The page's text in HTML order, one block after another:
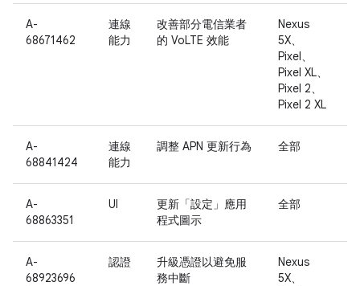
A-
68671462
連線
能力
改善部分電信業者
的 VoLTE 效能
Nexus
5X、
Pixel、
Pixel XL、
Pixel 2、
Pixel 2 XL
A-
68841424
連線
能力
調整 APN 更新行為 全部
A-
68863351
UI
更新「設定」應用
程式圖示
全部
A-
68923696
認證
升級憑證以避免服
務中斷
Nexus
5X、